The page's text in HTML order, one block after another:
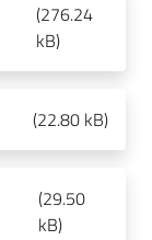
(276.24
kB)
(22.80 kB)
(29.50
kB)